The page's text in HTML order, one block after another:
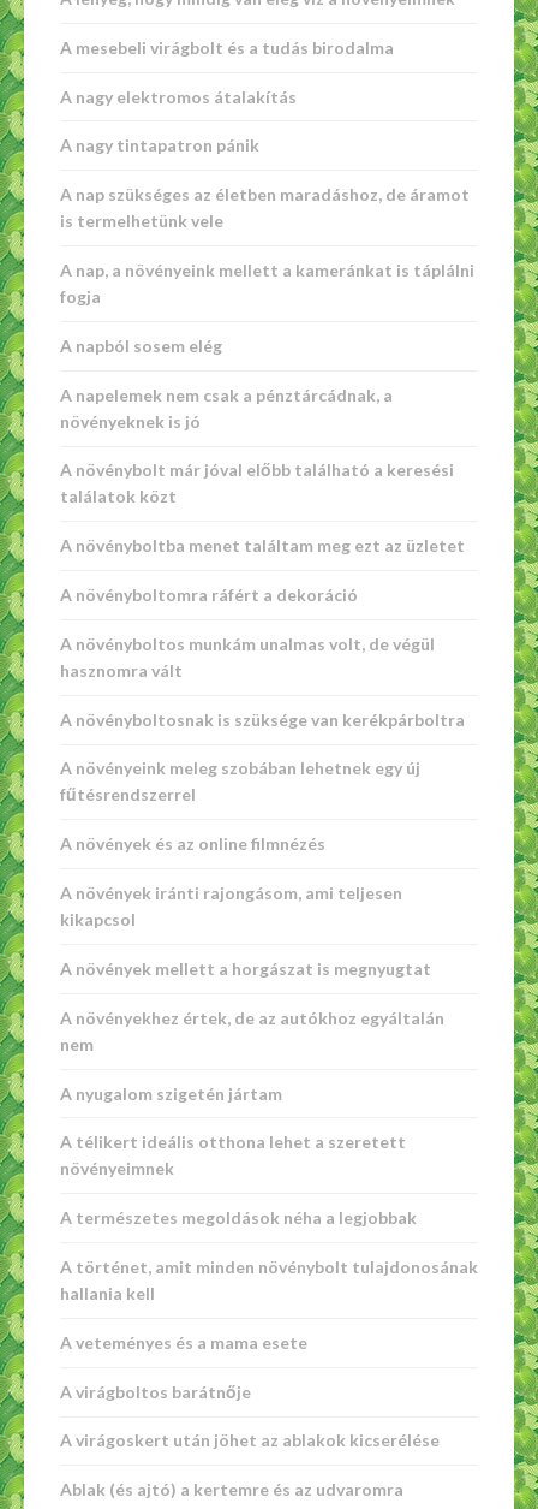
A mesebeli virágbolt és a tudás birodalma
A nagy elektromos átalakítás
A nagy tintapatron pánik
A nap szükséges az életben maradáshoz, de áramot
is termelhetünk vele
A nap, a növényeink mellett a kameránkat is táplálni
fogja
A napból sosem elég
A napelemek nem csak a pénztárcádnak, a
növényeknek is jó
A növénybolt már jóval előbb található a keresési
találatok közt
A növényboltba menet találtam meg ezt az üzletet
A növényboltomra ráfért a dekoráció
A növényboltos munkám unalmas volt, de végül
hasznomra vált
A növényboltosnak is szüksége van kerékpárboltra
A növényeink meleg szobában lehetnek egy új
fűtésrendszerrel
A növények és az online filmnézés
A növények iránti rajongásom, ami teljesen
kikapcsol
A növények mellett a horgászat is megnyugtat
A növényekhez értek, de az autókhoz egyáltalán
nem
A nyugalom szigetén jártam
A télikert ideális otthona lehet a szeretett
növényeimnek
A természetes megoldások néha a legjobbak
A történet, amit minden növénybolt tulajdonosának
hallania kell
A veteményes és a mama esete
A virágboltos barátnője
A virágoskert után jöhet az ablakok kicserélése
Ablak (és ajtó) a kertemre és az udvaromra